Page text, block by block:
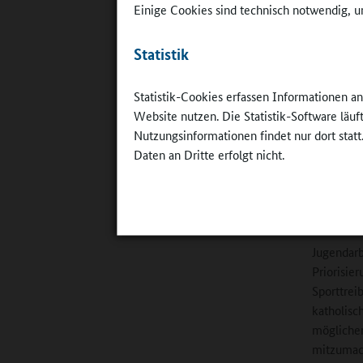
Einige Cookies sind technisch notwendig,
Statistik
Statistik-Cookies erfassen Informationen
Website nutzen. Die Statistik-Software
Nutzungsinformationen findet nur dort
Daten an Dritte erfolgt nicht.
„72
Sache":
©BDKJ-
weitblick/
ihrem